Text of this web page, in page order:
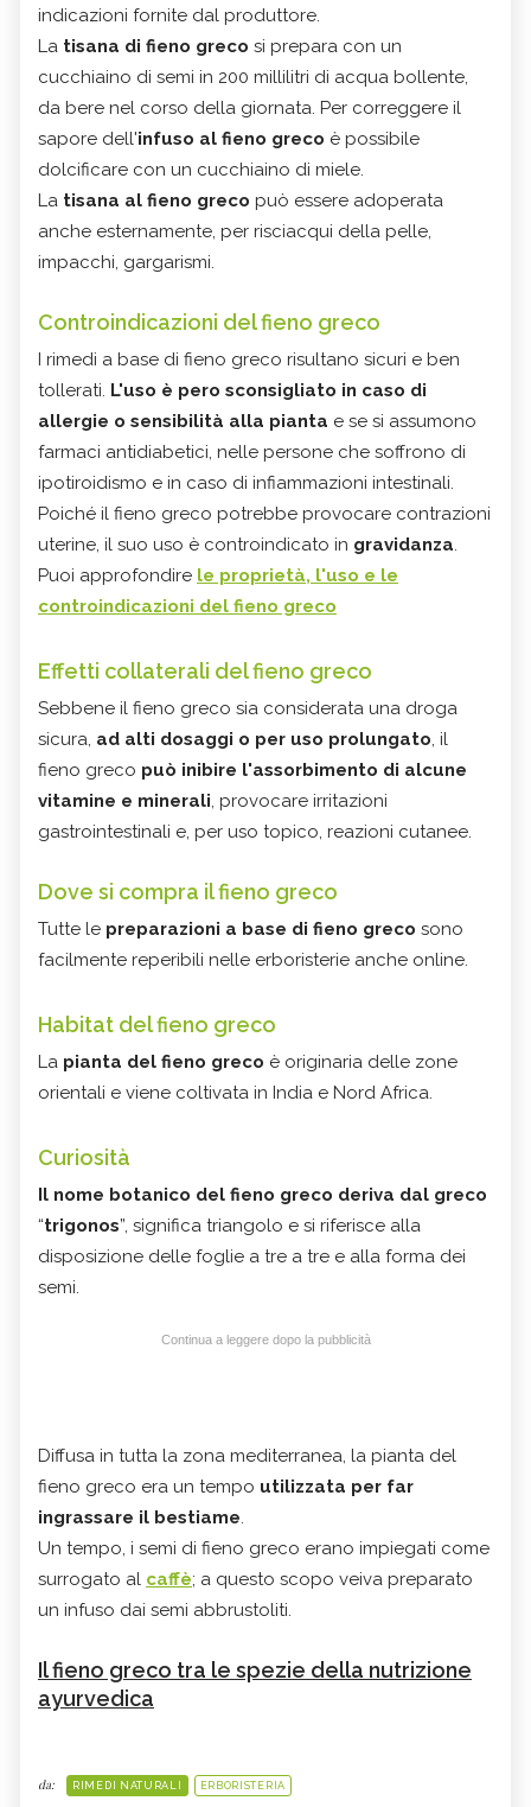
indicazioni fornite dal produttore.
La tisana di fieno greco si prepara con un
cucchiaino di semi in 200 millilitri di acqua bollente,
da bere nel corso della giornata. Per correggere il
sapore dell'infuso al fieno greco è possibile
dolcificare con un cucchiaino di miele.
La tisana al fieno greco può essere adoperata
anche esternamente, per risciacqui della pelle,
impacchi, gargarismi.
Controindicazioni del fieno greco
I rimedi a base di fieno greco risultano sicuri e ben
tollerati. L'uso è pero sconsigliato in caso di
allergie o sensibilità alla pianta e se si assumono
farmaci antidiabetici, nelle persone che soffrono di
ipotiroidismo e in caso di infiammazioni intestinali.
Poiché il fieno greco potrebbe provocare contrazioni
uterine, il suo uso è controindicato in gravidanza.
Puoi approfondire le proprietà, l'uso e le
controindicazioni del fieno greco
Effetti collaterali del fieno greco
Sebbene il fieno greco sia considerata una droga
sicura, ad alti dosaggi o per uso prolungato, il
fieno greco può inibire l'assorbimento di alcune
vitamine e minerali, provocare irritazioni
gastrointestinali e, per uso topico, reazioni cutanee.
Dove si compra il fieno greco
Tutte le preparazioni a base di fieno greco sono
facilmente reperibili nelle erboristerie anche online.
Habitat del fieno greco
La pianta del fieno greco è originaria delle zone
orientali e viene coltivata in India e Nord Africa.
Curiosità
Il nome botanico del fieno greco deriva dal greco
“trigonos”, significa triangolo e si riferisce alla
disposizione delle foglie a tre a tre e alla forma dei
semi.
Continua a leggere dopo la pubblicità
Diffusa in tutta la zona mediterranea, la pianta del
fieno greco era un tempo utilizzata per far
ingrassare il bestiame.
Un tempo, i semi di fieno greco erano impiegati come
surrogato al caffè; a questo scopo veiva preparato
un infuso dai semi abbrustoliti.
Il fieno greco tra le spezie della nutrizione
ayurvedica
da: RIMEDI NATURALI ERBORISTERIA